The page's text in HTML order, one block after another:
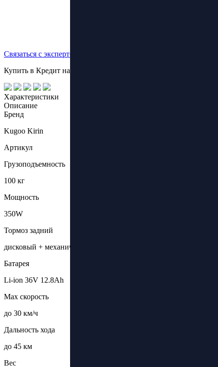
Связаться с экспертом
Купить в Кредит на выгодных условиях!
Характеристики
Описание
Бренд
Kugoo Kirin
Артикул
Грузоподъемность
100 кг
Мощность
350W
Тормоз задний
дисковый + механический (крылом)
Батарея
Li-ion 36V 12.8Ah
Max скорость
до 30 км/ч
Дальность хода
до 45 км
Вес